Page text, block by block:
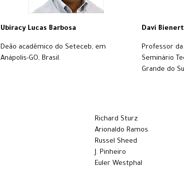
Ubiracy Lucas Barbosa
Deão acadêmico do Seteceb, em
Anápolis-GO, Brasil.
Davi Bienert
Professor
Seminário
Grande do
Richard Sturz
Arionaldo Ramos
Russel Sheed
J. Pinheiro
Euler Westphal